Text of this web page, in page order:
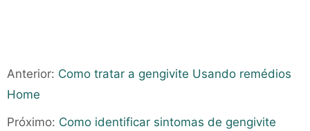
Anterior: Como tratar a gengivite Usando remédios
Home
Próximo: Como identificar sintomas de gengivite